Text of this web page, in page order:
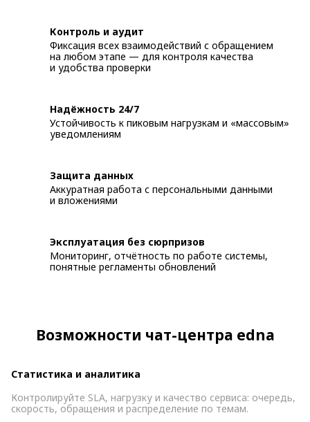
Контроль и аудит
Фиксация всех взаимодействий с обращением
на любом этапе — для контроля качества
и удобства проверки
Надёжность 24/7
Устойчивость к пиковым нагрузкам и «массовым»
уведомлениям
Защита данных
Аккуратная работа с персональными данными
и вложениями
Эксплуатация без сюрпризов
Мониторинг, отчётность по работе системы,
понятные регламенты обновлений
Возможности чат-центра edna
Статистика и аналитика
Контролируйте SLA, нагрузку и качество сервиса: очередь,
скорость, обращения и распределение по темам.